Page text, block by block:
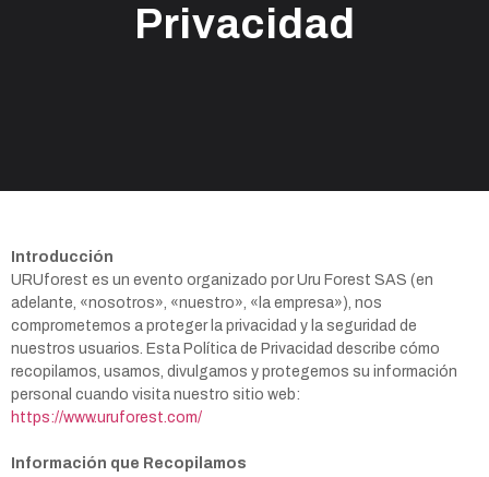
Privacidad
Introducción
URUforest es un evento organizado por Uru Forest SAS (en
adelante, «nosotros», «nuestro», «la empresa»), nos
comprometemos a proteger la privacidad y la seguridad de
nuestros usuarios. Esta Política de Privacidad describe cómo
recopilamos, usamos, divulgamos y protegemos su información
personal cuando visita nuestro sitio web:
https://www.uruforest.com/
Información que Recopilamos